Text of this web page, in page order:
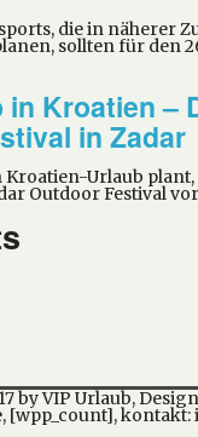
die in näherer
sollten für den
Kroatien –
in Zadar
Kroatien-Urlaub plant,
Outdoor Festival
by VIP Urlaub,
[wpp_count],